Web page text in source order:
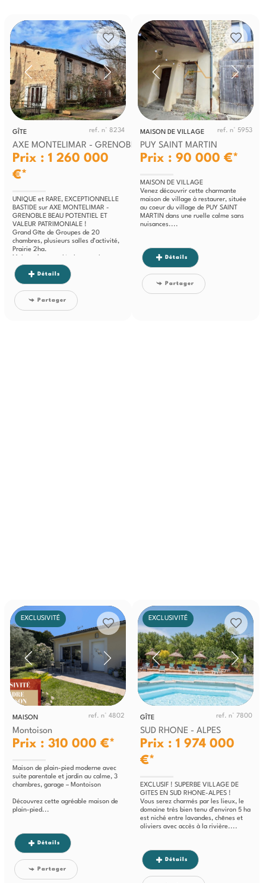
GÎTE ref. n° 8234
AXE MONTELIMAR - GRENOBLE
Prix : 1 260 000
€*
UNIQUE et RARE, EXCEPTIONNELLE
BASTIDE sur AXE MONTELIMAR -
GRENOBLE BEAU POTENTIEL ET
VALEUR PATRIMONIALE !
Grand Gîte de Groupes de 20
chambres, plusieurs salles d’activité,
Prairie 2ha.
attenante mais INDEPENDANTE de...
Détails
Partager
MAISON DE VILLAGE ref. n° 5953
PUY SAINT MARTIN
Prix : 90 000 €*
MAISON DE VILLAGE
Venez découvrir cette charmante
maison de village à restaurer, située
au coeur du village de PUY SAINT
MARTIN dans une ruelle calme sans
nuisances....
Détails
Partager
EXCLUSIVITÉ
MAISON ref. n° 4802
Montoison
Prix : 310 000 €*
Maison de plain-pied moderne avec
suite parentale et jardin au calme, 3
chambres, garage – Montoison
Découvrez cette agréable maison de
plain-pied...
Détails
Partager
EXCLUSIVITÉ
GÎTE ref. n° 7800
SUD RHONE - ALPES
Prix : 1 974 000
€*
EXCLUSIF ! SUPERBE VILLAGE DE
GITES EN SUD RHONE-ALPES !
Vous serez charmés par les lieux, le
domaine très bien tenu d’environ 5 ha
est niché entre lavandes, chênes et
oliviers avec accès à la rivière....
Détails